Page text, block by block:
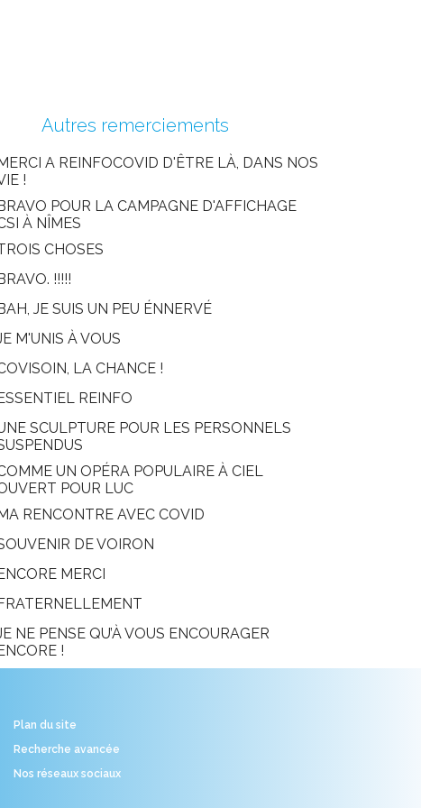
Autres remerciements
A REINFOCOVID D'ÊTRE LÀ, DANS NOS
!
POUR LA CAMPAGNE D'AFFICHAGE
À NÎMES
CHOSES
!!!!!
JE SUIS UN PEU ÉNNERVÉ
M'UNIS À VOUS
LA CHANCE !
REINFO
SCULPTURE POUR LES PERSONNELS
UN OPÉRA POPULAIRE À CIEL
POUR LUC
RENCONTRE AVEC COVID
DE VOIRON
MERCI
NE PENSE QU’À VOUS ENCOURAGER
!
Plan du site
Recherche avancée
Nos réseaux sociaux